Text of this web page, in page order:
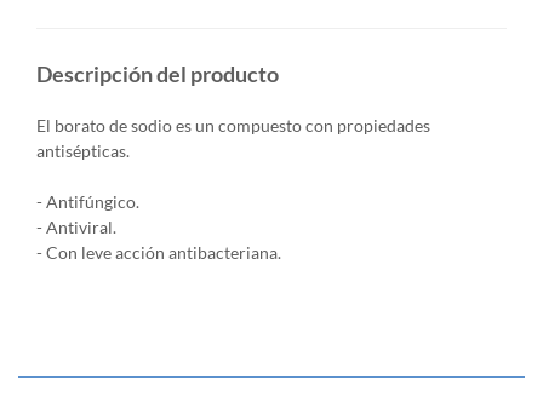
Descripción del producto
El borato de sodio es un compuesto con propiedades
antisépticas.
- Antifúngico.
- Antiviral.
- Con leve acción antibacteriana.